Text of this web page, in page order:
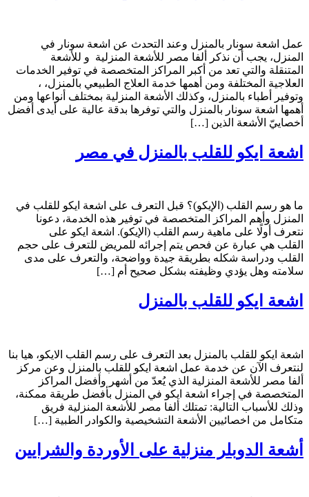
عمل اشعة سونار بالمنزل وعند التحدث عن اشعة سونار في
المنزل، يجب أن نذكر ألفا مصر للأشعة المنزلية و للأشعة
المتنقلة والتي تعد من أكبر المراكز المتخصصة في توفير الخدمات
العلاجية المختلفة ومن أهمها خدمة العلاج الطبيعي بالمنزل، ،
وتوفير أطباء بالمنزل، وكذلك الأشعة المنزلية بمختلف أنواعها ومن
أهمها اشعة سونار بالمنزل والتي توفرها بدقة عالية على أيدى أفضل
أخصاييّ الأشعة الذين […]
اشعة ايكو للقلب بالمنزل في مصر
ما هو رسم القلب (الإيكو)؟ قبل التعرف على اشعة ايكو للقلب في
المنزل وأهم المراكز المتخصصة في توفير هذه الخدمة، دعونا
نتعرف أولًا على ماهية رسم القلب (الإيكو). اشعة ايكو على
القلب هي عبارة عن فحص يتم إجرائه للمريض للتعرف على حجم
القلب ودراسة شكله بطريقة جيدة وواضحة، والتعرف على مدى
سلامته وهل يؤدي وظيفته بشكل صحيح أم […]
اشعة ايكو للقلب بالمنزل
اشعة ايكو للقلب بالمنزل بعد التعرف على رسم القلب الايكو، هيا بنا
لنتعرف الآن عن خدمة عمل اشعة ايكو للقلب بالمنزل وعن مركز
ألفا مصر للأشعة المنزلية الذي يُعدّ من أشهر وأفضل المراكز
المتخصصة في إجراء اشعة ايكو في المنزل بأفضل طريقة ممكنة،
وذلك للأسباب التالية: تمتلك ألفا مصر للأشعة المنزلية فريق
متكامل من اخصائيين الأشعة التشخيصية والكوادر الطبية […]
أشعة الدوبلر منزلية على الأوردة والشرايين